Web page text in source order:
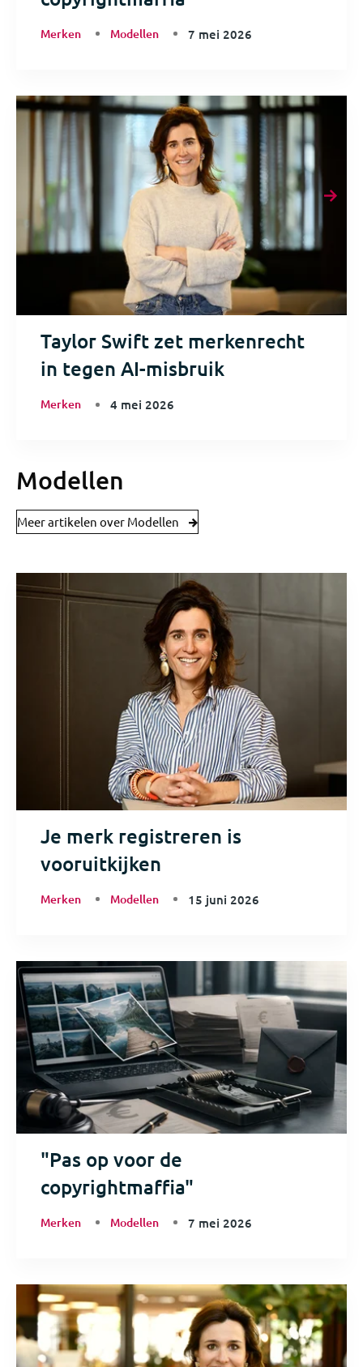
Merken Modellen 7 mei 2026
Taylor Swift zet merkenrecht
in tegen AI-misbruik
Merken 4 mei 2026
Modellen
Meer artikelen over Modellen
Je merk registreren is
vooruitkijken
Merken Modellen 15 juni 2026
"Pas op voor de
copyrightmaffia"
Merken Modellen 7 mei 2026